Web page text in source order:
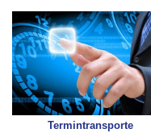
Termintransporte